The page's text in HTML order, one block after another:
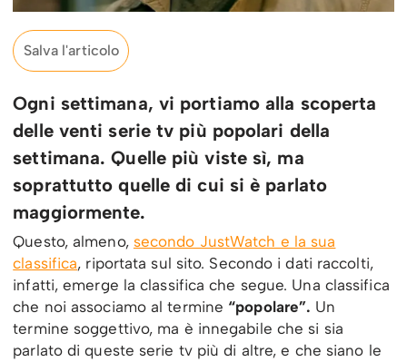
Salva l'articolo
Ogni settimana, vi portiamo alla scoperta
delle venti serie tv più popolari della
settimana. Quelle più viste sì, ma
soprattutto quelle di cui si è parlato
maggiormente.
Questo, almeno, secondo JustWatch e la sua
classifica, riportata sul sito. Secondo i dati raccolti,
infatti, emerge la classifica che segue. Una classifica
che noi associamo al termine “popolare”. Un
termine soggettivo, ma è innegabile che si sia
parlato di queste serie tv più di altre, e che siano le